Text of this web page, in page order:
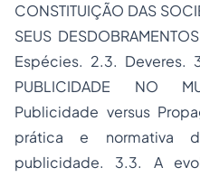
CONSTITUIÇÃO DAS
SEUS
Espécies. 2.3. Deveres.
PUBLICIDADE NO
Publicidade versus
prática e normativa
publicidade. 3.3. A